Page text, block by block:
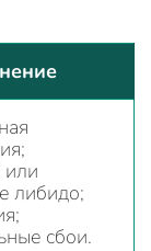
либидо;
сбои.